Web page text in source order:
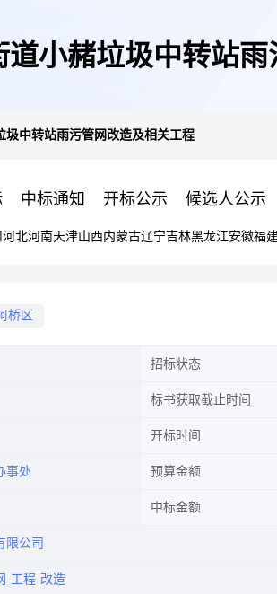
道小赭垃圾中转站
圾中转站雨污管网改造及相关工程
中标通知 开标公示 候选人公示
河北河南天津山西内蒙古辽宁吉林黑龙江安徽福
桥区
招标状态
标书获取截止时间
开标时间
事处 预算金额
中标金额
限公司
工程 改造